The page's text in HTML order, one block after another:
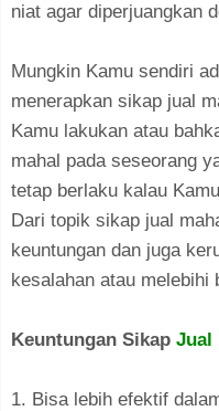
niat agar diperjuangkan
Mungkin Kamu sendiri
menerapkan sikap jual
Kamu lakukan atau
mahal pada seseorang
tetap berlaku kalau
Dari topik sikap jual
keuntungan dan juga
kesalahan atau melebihi
Keuntungan Sikap Jual
1. Bisa lebih efektif